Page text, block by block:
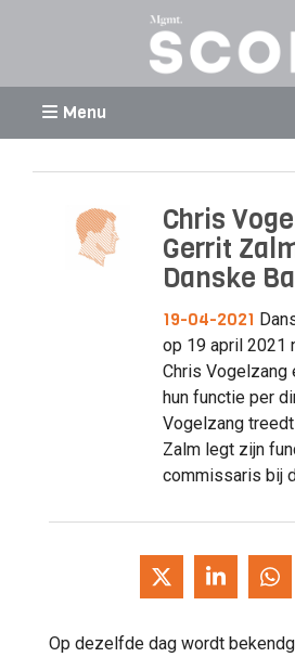
Menu
Chris
Gerrit
Danske
19-04-2021
op 19 april 2021
Chris Vogelzang
hun functie per
Vogelzang
Zalm legt zijn
commissaris bij
Op dezelfde dag wordt